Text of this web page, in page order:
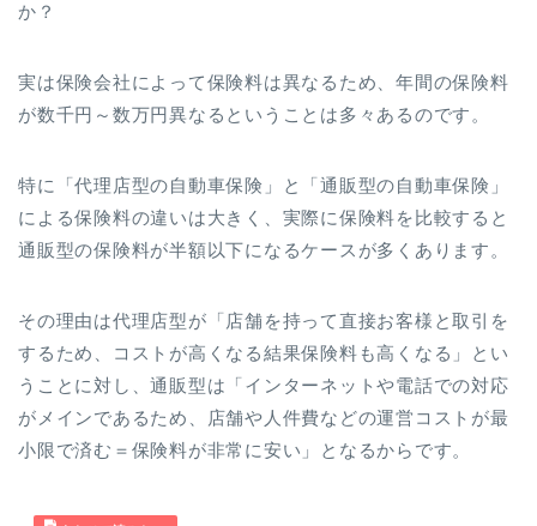
か？
実は保険会社によって保険料は異なるため、年間の保険料
が数千円～数万円異なるということは多々あるのです。
特に「代理店型の自動車保険」と「通販型の自動車保険」
による保険料の違いは大きく、実際に保険料を比較すると
通販型の保険料が半額以下になるケースが多くあります。
その理由は代理店型が「店舗を持って直接お客様と取引を
するため、コストが高くなる結果保険料も高くなる」とい
うことに対し、通販型は「インターネットや電話での対応
がメインであるため、店舗や人件費などの運営コストが最
小限で済む＝保険料が非常に安い」となるからです。